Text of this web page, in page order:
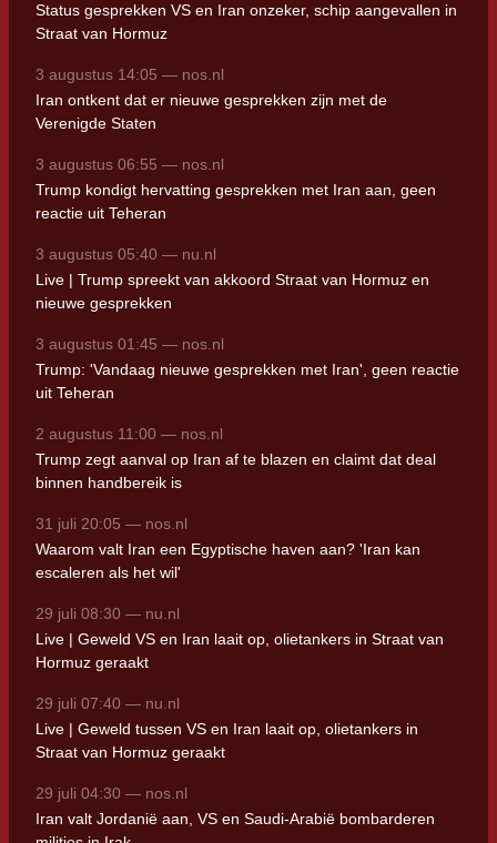
Status gesprekken VS en Iran onzeker, schip aangevallen in
Straat van Hormuz
3 augustus 14:05 — nos.nl
Iran ontkent dat er nieuwe gesprekken zijn met de
Verenigde Staten
3 augustus 06:55 — nos.nl
Trump kondigt hervatting gesprekken met Iran aan, geen
reactie uit Teheran
3 augustus 05:40 — nu.nl
Live | Trump spreekt van akkoord Straat van Hormuz en
nieuwe gesprekken
3 augustus 01:45 — nos.nl
Trump: 'Vandaag nieuwe gesprekken met Iran', geen reactie
uit Teheran
2 augustus 11:00 — nos.nl
Trump zegt aanval op Iran af te blazen en claimt dat deal
binnen handbereik is
31 juli 20:05 — nos.nl
Waarom valt Iran een Egyptische haven aan? 'Iran kan
escaleren als het wil'
29 juli 08:30 — nu.nl
Live | Geweld VS en Iran laait op, olietankers in Straat van
Hormuz geraakt
29 juli 07:40 — nu.nl
Live | Geweld tussen VS en Iran laait op, olietankers in
Straat van Hormuz geraakt
29 juli 04:30 — nos.nl
Iran valt Jordanië aan, VS en Saudi-Arabië bombarderen